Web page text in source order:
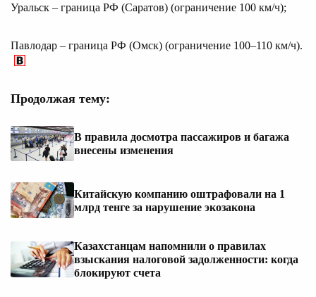
Уральск – граница РФ (Саратов) (ограничение 100 км/ч);
Павлодар – граница РФ (Омск) (ограничение 100–110 км/ч).
Продолжая тему:
В правила досмотра пассажиров и багажа
внесены изменения
Китайскую компанию оштрафовали на 1
млрд тенге за нарушение экозакона
Казахстанцам напомнили о правилах
взыскания налоговой задолженности: когда
блокируют счета